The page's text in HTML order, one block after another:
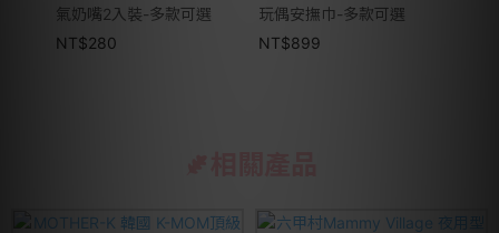
氣奶嘴2入裝-多款可選
NT$280
玩偶安撫巾-多款可選
NT$899